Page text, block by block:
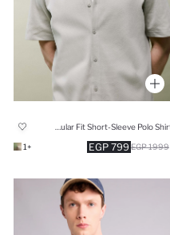
Regular Fit Short-Sleeve Polo Shirt
799 EGP 1999 EGP
+1